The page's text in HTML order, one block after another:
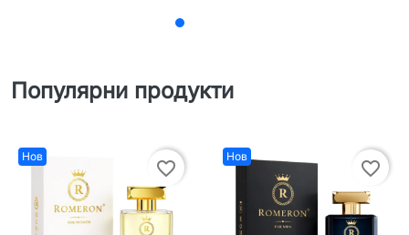
Популярни продукти
Нов
favorite_border
Нов
favorite_border